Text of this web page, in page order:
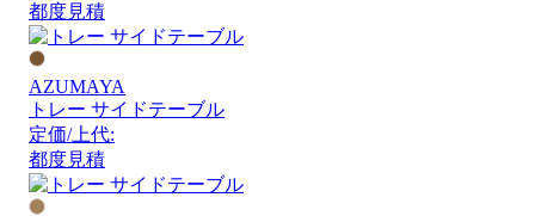
都度見積
AZUMAYA
トレー サイドテーブル
定価/上代:
都度見積